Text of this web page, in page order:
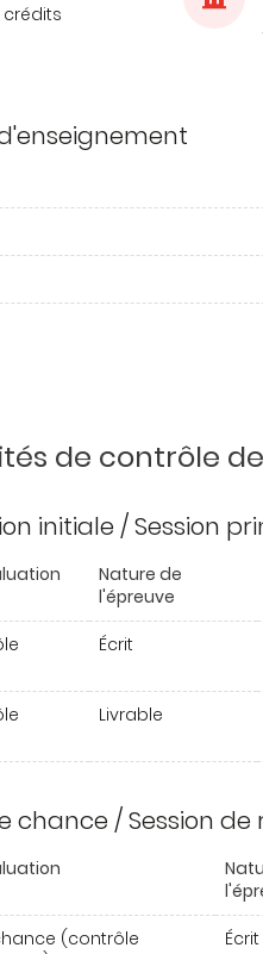
crédits
de contrôle
initiale / Session
Nature de
l'épreuve
Écrit
Livrable
chance / Session
(contrôle
Écrit